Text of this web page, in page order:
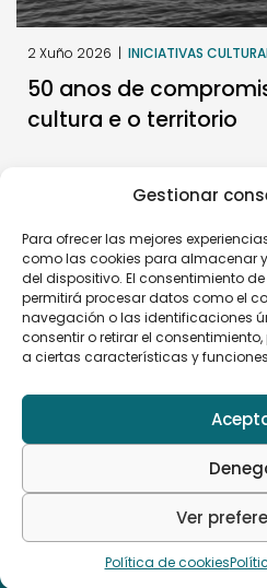
Gestionar
Para ofrecer las mejores
como las cookies para almacenar
del dispositivo. El consentimiento
permitirá procesar datos como el
navegación o las identificaciones
consentir o retirar el
a ciertas características y
Ver
Política de cookies
2 Xuño 2026 | INICIATIVAS
50 anos de
cultura e o territorio
Fundación
Rúa Pontevedra 4 – 3º,
Política de
Política de